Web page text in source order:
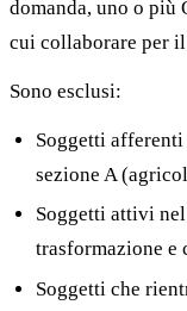
domanda, uno o più
cui collaborare per
Sono esclusi:
Soggetti
sezione A
Soggetti attivi
trasformazione e
Soggetti che